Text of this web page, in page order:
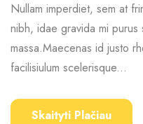
Nullam imperdiet, sem at
nibh, idae gravida mi purus
massa.Maecenas id justo
facilisiulum scelerisque...
Skaityti Plačiau